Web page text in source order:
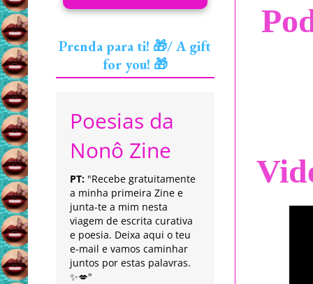
Prenda para ti! 🎁/ A gift
for you! 🎁
Poesias da
Nonô Zine
PT: "Recebe gratuitamente
a minha primeira Zine e
junta-te a mim nesta
viagem de escrita curativa
e poesia. Deixa aqui o teu
e-mail e vamos caminhar
juntos por estas palavras.
✨💋"